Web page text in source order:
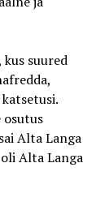
suured
osutus
Alta Langa
Alta Langa